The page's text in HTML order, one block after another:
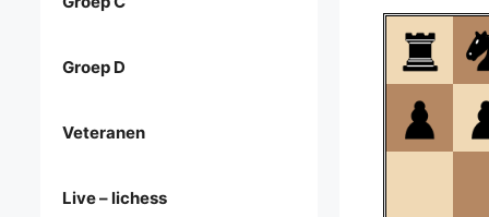
Groep D
Veteranen
Live – lichess